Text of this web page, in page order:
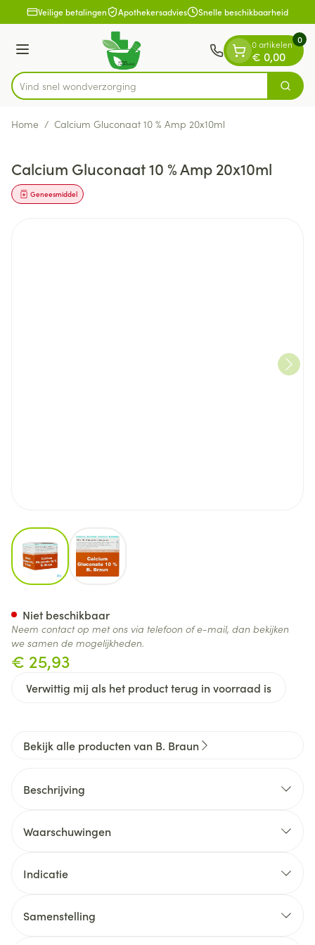
Ga naar de inhoud
1 van 1Veilige betalingen Apothekersadvies Snelle beschikbaarheid
Menu
Product, merk, categorie...
Vind snel wondv Zoek
0 artikelen
€ 0,00
0
Home / Calcium Gluconaat 10 % Amp 20x10ml
Calcium Gluconaat 10 % Amp 20x10ml
Geneesmiddel
View larger imageView larger image
€ 25,93
Verwittig mij als het product terug in voorraad is
Niet beschikbaar
Neem contact op met ons via telefoon of e-mail, dan bekijken
we samen de mogelijkheden.
Bekijk alle producten van B. Braun
Beschrijving
Waarschuwingen
BRAUN NIET GEBRUIKEN OF MOET U ER EXTRA
Gluconate 10% B. Braun niet gebruiken?  U bent
Indicatie
Samenstelling